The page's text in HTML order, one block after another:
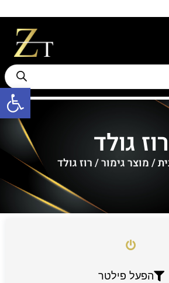
רוז גולד
/ מוצר גימור / רוז גולד
הפעל פילטר
פתח